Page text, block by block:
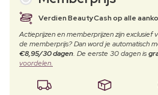
Verdien BeautyCash op alle
Actieprijzen en memberprijzen zijn
de memberprijs? Dan word je automatisch
€8,95/30 dagen. De eerste 30 dagen is
voordelen.